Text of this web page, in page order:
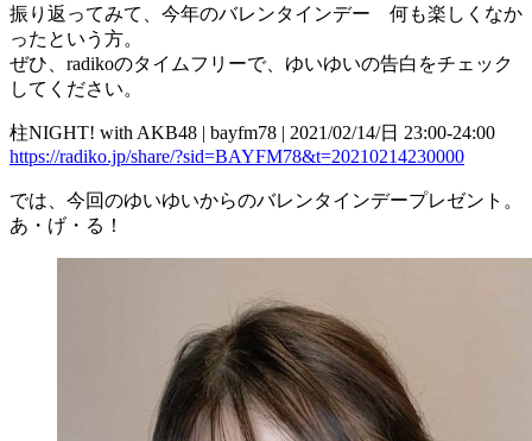
振り返ってみて、今年のバレンタインデー 何も楽しくなか
ったという方。
ぜひ、radikoのタイムフリーで、ゆいゆいの告白をチェック
してください。
柱NIGHT! with AKB48 | bayfm78 | 2021/02/14/日 23:00-24:00
https://radiko.jp/share/?sid=BAYFM78&t=20210214230000
では、今回のゆいゆいからのバレンタインデープレゼント。
あ・げ・る！